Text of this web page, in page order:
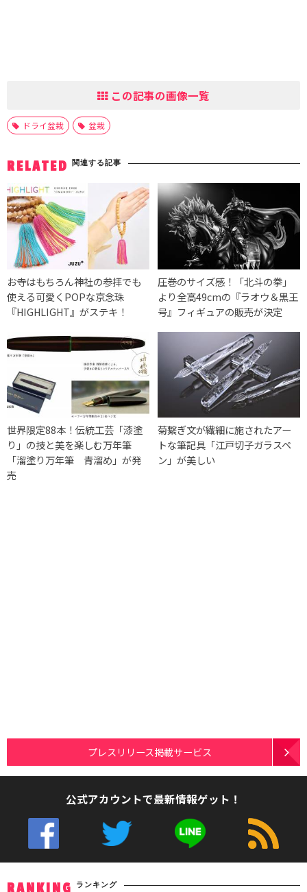
この記事の画像一覧
ドライ盆栽 盆栽
RELATED 関連する記事
お寺はもちろん神社の参拝でも
使える可愛くPOPな京念珠
『HIGHLIGHT』がステキ！
圧巻のサイズ感！「北斗の拳」
より全高49cmの『ラオウ＆黒王
号』フィギュアの販売が決定
世界限定88本！伝統工芸「漆塗
り」の技と美を楽しむ万年筆
「溜塗り万年筆 青溜め」が発
売
菊繋ぎ文が繊細に施されたアー
トな筆記具「江戸切子ガラスペ
ン」が美しい
プレスリリース掲載サービス
公式アカウントで最新情報ゲット！
ランキング